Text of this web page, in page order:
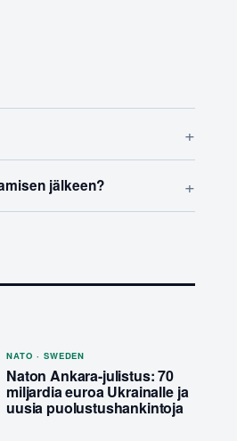
+
jälkeen? +
NATO · SWEDEN
Naton Ankara-julistus: 70
miljardia euroa Ukrainalle ja
uusia puolustushankintoja